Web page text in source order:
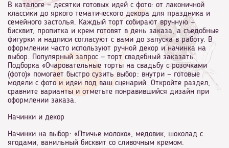
В каталоге — десятки готовых идей с фото: от лаконичной
классики до яркого тематического декора для праздника и
семейного застолья. Каждый торт собирают вручную —
бисквит, пропитка и крем готовят в день заказа, а съедобные
фигурки и надписи согласуют с вами до запуска в работу. В
оформлении часто используют ручной декор и начинка на
выбор. Популярный запрос — торт свадебный заказать.
Подборка «Очаровательные торты на свадьбу с розочками
(фото)» помогает быстро сузить выбор: внутри — готовые
модели с фото и идеи под ваш сценарий. Откройте раздел,
сравните варианты и отметьте понравившийся дизайн при
оформлении заказа.
Начинки и декор
Начинки на выбор: «Птичье молоко», медовик, шоколад с
ягодами, ванильный бисквит со сливочным кремом.